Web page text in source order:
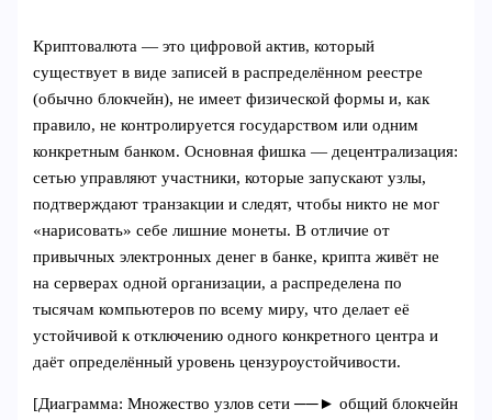
Криптовалюта — это цифровой актив, который
существует в виде записей в распределённом реестре
(обычно блокчейн), не имеет физической формы и, как
правило, не контролируется государством или одним
конкретным банком. Основная фишка — децентрализация:
сетью управляют участники, которые запускают узлы,
подтверждают транзакции и следят, чтобы никто не мог
«нарисовать» себе лишние монеты. В отличие от
привычных электронных денег в банке, крипта живёт не
на серверах одной организации, а распределена по
тысячам компьютеров по всему миру, что делает её
устойчивой к отключению одного конкретного центра и
даёт определённый уровень цензуроустойчивости.
[Диаграмма: Множество узлов сети ──► общий блокчейн